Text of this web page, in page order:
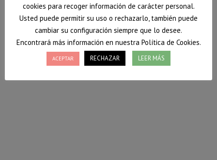
cookies para recoger información de carácter personal.
Usted puede permitir su uso o rechazarlo, también puede
cambiar su configuración siempre que lo desee.
Encontrará más información en nuestra Política de Cookies.
ACEPTAR RECHAZAR LEER MÁS